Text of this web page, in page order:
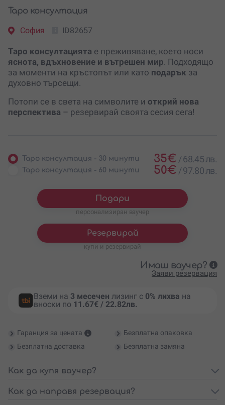
Таро консултация
София ID82657
Таро консултацията е преживяване, което носи
яснота, вдъхновение и вътрешен мир. Подходящо
за моменти на кръстопът или като подарък за
духовно търсещи.
Потопи се в света на символите и открий нова
перспектива – резервирай своята сесия сега!
Таро консултация - 30 минути 35€ /68.45 лв.
Таро консултация - 60 минути 50€ /97.80 лв.
Подари
персонализиран ваучер
Резервирай
купи и резервирай
Имаш ваучер?
Заяви резервация
Вземи на 3 месечен лизинг с 0% лихва на
вноски по 11.67€ / 22.82лв.
Гаранция за цената
Безплатна опаковка
Безплатна доставка
Безплатна замяна
Как да купя ваучер?
Как да направя резервация?